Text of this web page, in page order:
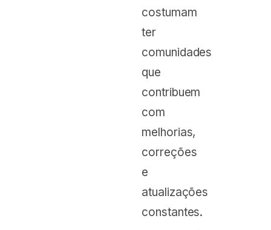
costumam
ter
comunidades
que
contribuem
com
melhorias,
correções
e
atualizações
constantes.